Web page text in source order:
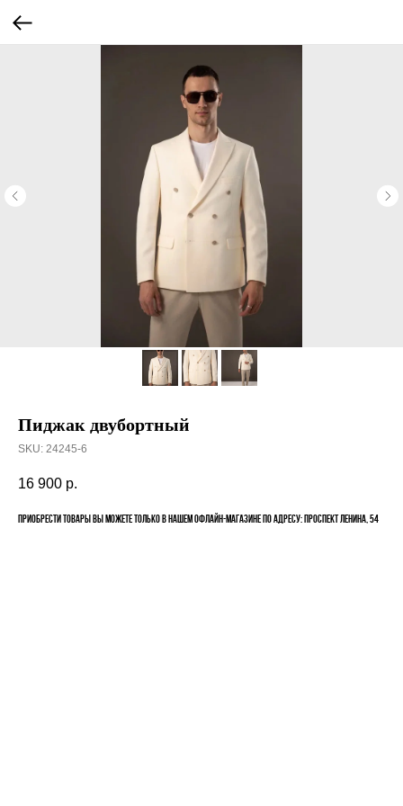
Пиджак двубортный
SKU: 24245-6
16 900 р.
Приобрести товары вы можете только в нашем офлайн-магазине по адресу: Проспект Ленина, 54